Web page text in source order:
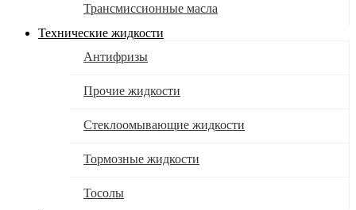
Трансмиссионные масла
Технические жидкости
Антифризы
Прочие жидкости
Стеклоомывающие жидкости
Тормозные жидкости
Тосолы